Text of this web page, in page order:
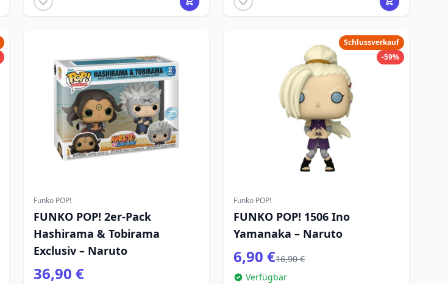
Funko POP!
FUNKO POP! 2er-Pack
Hashirama & Tobirama
Exclusiv – Naruto
36,90 €
Schlussverkauf
-59%
Funko POP!
FUNKO POP! 1506 Ino
Yamanaka – Naruto
6,90 €16,90 €
Verfügbar